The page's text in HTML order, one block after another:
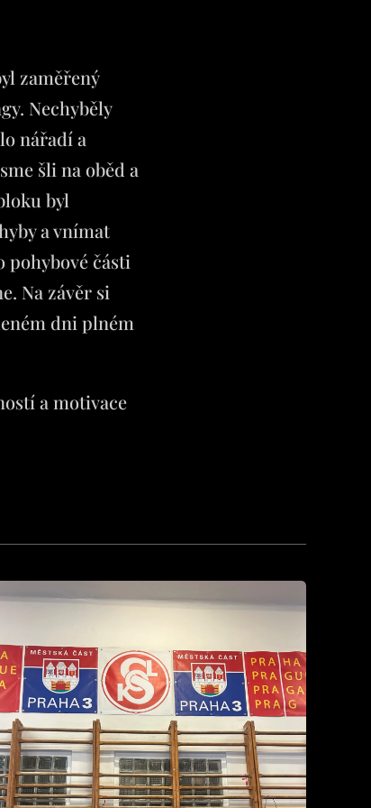
zaměřený
Nechyběly
nářadí a
šli na oběd a
byl
a vnímat
pohybové části
Na závěr si
dni plném
a motivace